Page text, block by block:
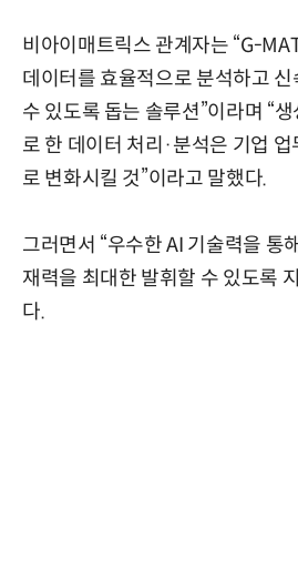
비아이매트릭스 관계자는 “G-
데이터를 효율적으로 분석하고
수 있도록 돕는 솔루션”이라며 “
로 한 데이터 처리·분석은 기업
로 변화시킬 것”이라고 말했다.
그러면서 “우수한 AI 기술력을 통
재력을 최대한 발휘할 수 있도록
다.